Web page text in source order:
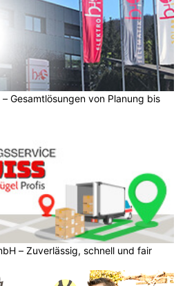
Gesamtlösungen von Planung bis
– Zuverlässig, schnell und fair